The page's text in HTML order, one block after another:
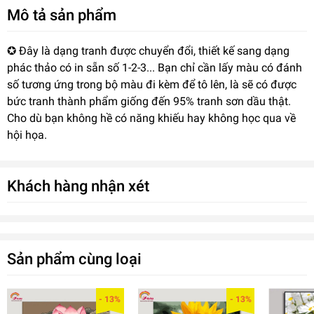
Mô tả sản phẩm
✪ Đây là dạng tranh được chuyển đổi, thiết kế sang dạng
phác thảo có in sẵn số 1-2-3... Bạn chỉ cần lấy màu có đánh
số tương ứng trong bộ màu đi kèm để tô lên, là sẽ có được
bức tranh thành phẩm giống đến 95% tranh sơn dầu thật.
Cho dù bạn không hề có năng khiếu hay không học qua về
hội họa.
Khách hàng nhận xét
Sản phẩm cùng loại
- 13% - 13%